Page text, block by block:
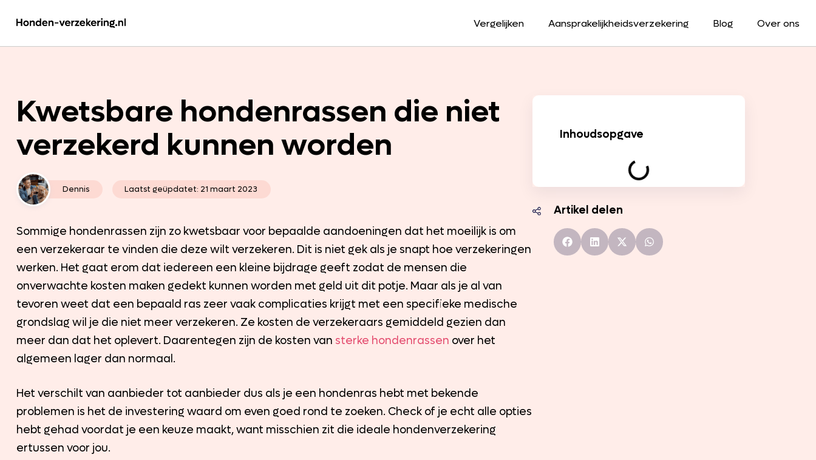
Vergelijken Aansprakelijkheidsverzekering Blog Over ons
Kwetsbare hondenrassen die niet
verzekerd kunnen worden
Dennis Laatst geüpdatet: 21 maart 2023
Sommige hondenrassen zijn zo kwetsbaar voor bepaalde aandoeningen dat het moeilijk is om
een verzekeraar te vinden die deze wilt verzekeren. Dit is niet gek als je snapt hoe verzekeringen
werken. Het gaat erom dat iedereen een kleine bijdrage geeft zodat de mensen die
onverwachte kosten maken gedekt kunnen worden met geld uit dit potje. Maar als je al van
tevoren weet dat een bepaald ras zeer vaak complicaties krijgt met een specifieke medische
grondslag wil je die niet meer verzekeren. Ze kosten de verzekeraars gemiddeld gezien dan
meer dan dat het oplevert. Daarentegen zijn de kosten van sterke hondenrassen over het
algemeen lager dan normaal.
Het verschilt van aanbieder tot aanbieder dus als je een hondenras hebt met bekende
problemen is het de investering waard om even goed rond te zoeken. Check of je echt alle opties
hebt gehad voordat je een keuze maakt, want misschien zit die ideale hondenverzekering
ertussen voor jou.
Inhoudsopgave
Artikel delen